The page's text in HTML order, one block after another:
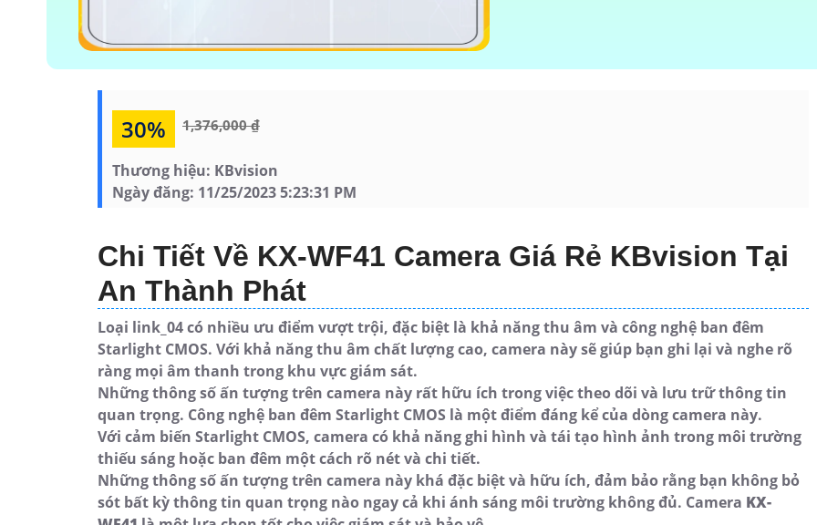
30% 1,376,000 ₫
Thương hiệu: KBvision
Ngày đăng: 11/25/2023 5:23:31 PM
Chi Tiết Về KX-WF41 Camera Giá Rẻ KBvision Tại
An Thành Phát
Loại link_04 có nhiều ưu điểm vượt trội, đặc biệt là khả năng thu âm và công nghệ ban đêm
Starlight CMOS. Với khả năng thu âm chất lượng cao, camera này sẽ giúp bạn ghi lại và nghe rõ
ràng mọi âm thanh trong khu vực giám sát.
Những thông số ấn tượng trên camera này rất hữu ích trong việc theo dõi và lưu trữ thông tin
quan trọng. Công nghệ ban đêm Starlight CMOS là một điểm đáng kể của dòng camera này.
Với cảm biến Starlight CMOS, camera có khả năng ghi hình và tái tạo hình ảnh trong môi trường
thiếu sáng hoặc ban đêm một cách rõ nét và chi tiết.
Những thông số ấn tượng trên camera này khá đặc biệt và hữu ích, đảm bảo rằng bạn không bỏ
sót bất kỳ thông tin quan trọng nào ngay cả khi ánh sáng môi trường không đủ. Camera KX-